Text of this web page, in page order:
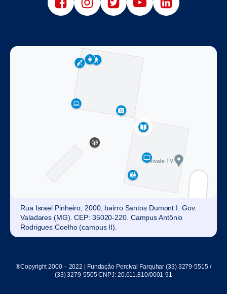
Rua Israel Pinheiro, 2000, bairro Santos Dumont I. Gov.
Valadares (MG). CEP: 35020-220. Campus Antônio
Rodrigues Coelho (campus II).
®Copyright 2000 – 2022 | Fundação Percival Farquhar (33) 3279-5515 /
(33) 3279-5505 CNPJ: 20.611.810/0001-91